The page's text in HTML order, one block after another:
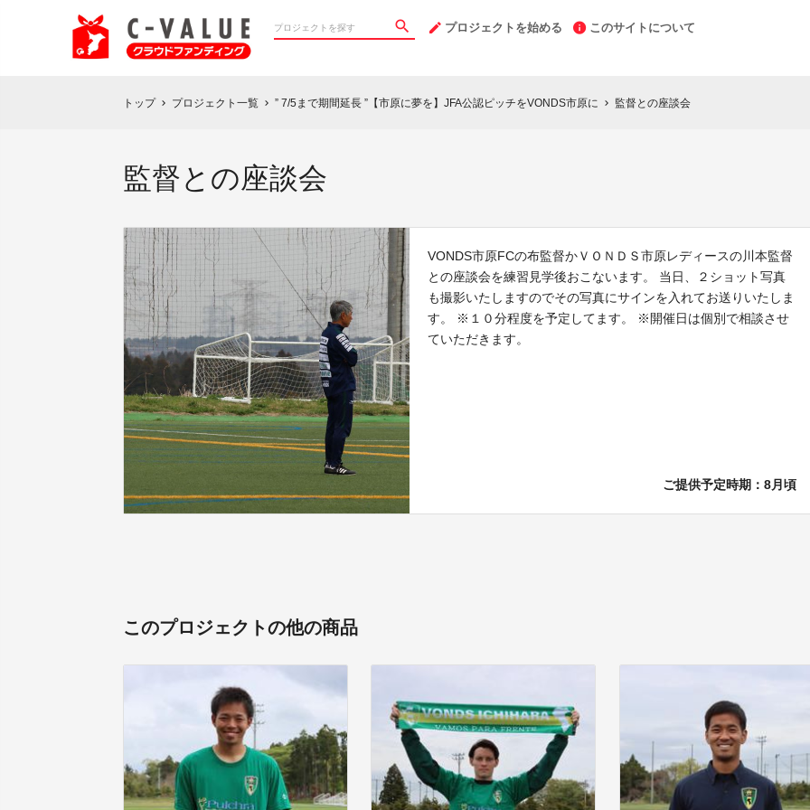
プロジェクトを始める このサイトについて
トップ chevron_right プロジェクト一覧 chevron_right ” 7/5まで期間延長 ”【市原に夢を】JFA公認ピッチをVONDS市原に chevron_right 監督との座談会
監督との座談会
VONDS市原FCの布監督かＶＯＮＤＳ市原レディースの川本監督
との座談会を練習見学後おこないます。 当日、２ショット写真
も撮影いたしますのでその写真にサインを入れてお送りいたしま
す。 ※１０分程度を予定してます。 ※開催日は個別で相談させ
ていただきます。
ご提供予定時期：8月頃
このプロジェクトの他の商品